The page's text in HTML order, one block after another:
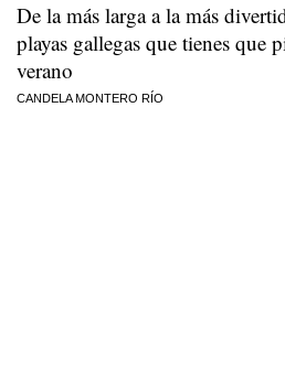
De la más larga a la más
playas gallegas que tienes que
verano
CANDELA MONTERO RÍO